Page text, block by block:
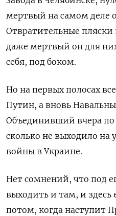
мертвый на самом деле
Отвратительные пляски
даже мертвый он для
себя, под боком.
Но на первых полосах
Путин, а вновь
Объединивший вчера по
сколько не выходило на
войны в Украине.
Нет сомнений, что под
выходить и там, и здесь
потом, когда наступит